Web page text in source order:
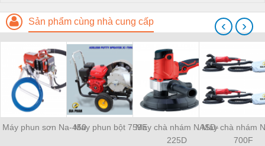
Sản phẩm cùng nhà cung cấp
Máy phun sơn Na-450Máy phun bột 759EMáy chà nhám NASD-
225D
Máy chà nhám
700F
‹ ›